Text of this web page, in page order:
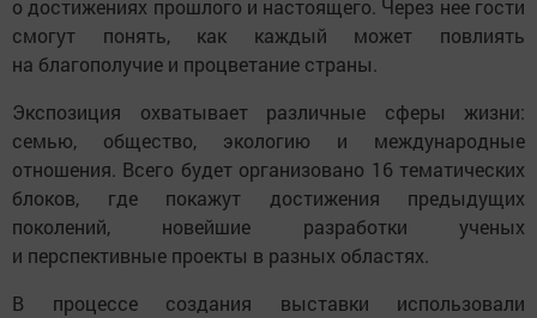
о достижениях прошлого и настоящего. Через нее гости
смогут понять, как каждый может повлиять
на благополучие и процветание страны.
Экспозиция охватывает различные сферы жизни:
семью, общество, экологию и международные
отношения. Всего будет организовано 16 тематических
блоков, где покажут достижения предыдущих
поколений, новейшие разработки ученых
и перспективные проекты в разных областях.
В процессе создания выставки использовали